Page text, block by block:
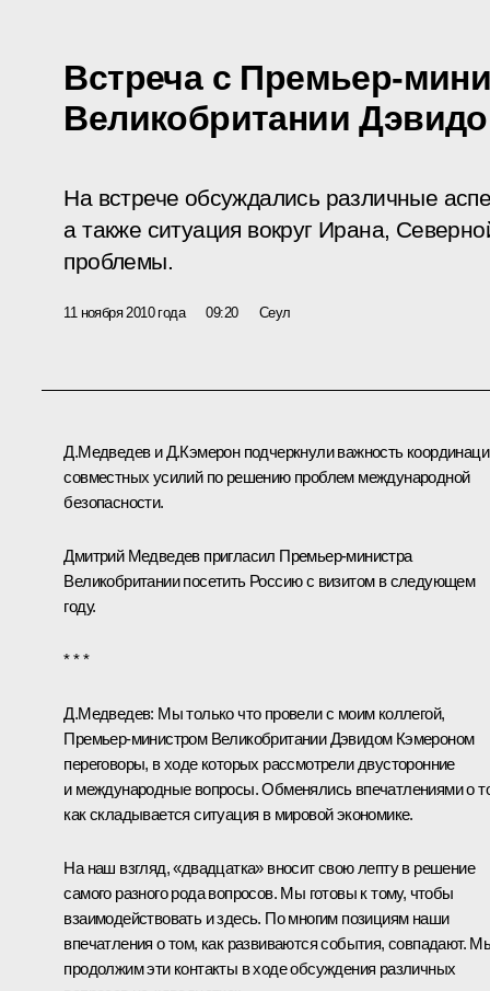
Встреча с Премьер-
Великобритании
На встрече обсуждались различные
а также ситуация вокруг Ирана,
проблемы.
11 ноября 2010 года 09:20 Сеул
Д.Медведев иД.Кэмеронподчеркнули важность
совместных усилий по решению проблем международной
безопасности.
Дмитрий Медведев пригласил Премьер-министра
Великобритании посетить Россию с визитом в следующем
году.
* * *
Д.Медведев: Мы только что провели с моим коллегой,
Премьер-министром Великобритании Дэвидом Кэмероном
переговоры, в ходе которых рассмотрели двусторонние
и международные вопросы. Обменялись впечатлениями о
как складывается ситуация в мировой экономике.
На наш взгляд, «двадцатка» вносит свою лепту в решение
самого разного рода вопросов. Мы готовы к тому, чтобы
взаимодействовать и здесь. По многим позициям наши
впечатления о том, как развиваются события, совпадают.
продолжим эти контакты в ходе обсуждения различных